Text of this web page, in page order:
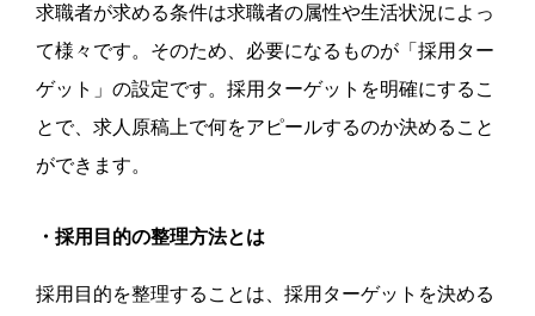
求職者が求める条件は求職者の属性や生活状況によっ
て様々です。そのため、必要になるものが「採用ター
ゲット」の設定です。採用ターゲットを明確にするこ
とで、求人原稿上で何をアピールするのか決めること
ができます。
・採用目的の整理方法とは
採用目的を整理することは、採用ターゲットを決める